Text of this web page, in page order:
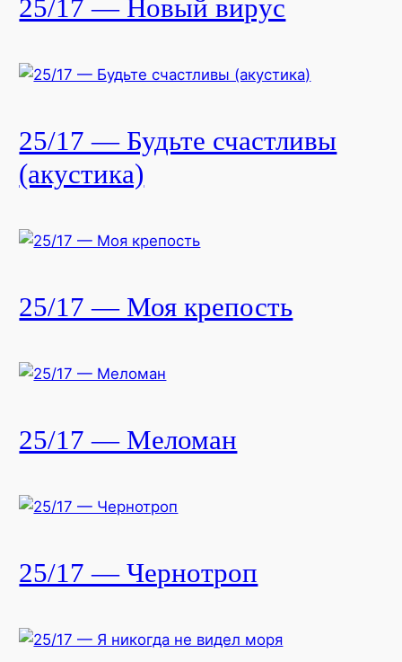
25/17 — Новый вирус
25/17 — Будьте счастливы
(акустика)
25/17 — Моя крепость
25/17 — Меломан
25/17 — Чернотроп